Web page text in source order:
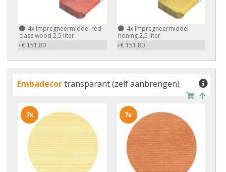
4x Impregneermiddel red
class wood 2,5 liter
+€ 151,80
4xImpregneermiddel
honing 2,5 liter
+€ 151,80
Embadecortransparant (zelf aanbrengen)
7x 7x